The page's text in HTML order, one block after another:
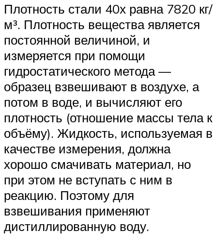
Плотность стали 40х равна 7820 кг/
м³. Плотность вещества является
постоянной величиной, и
измеряется при помощи
гидростатического метода —
образец взвешивают в воздухе, а
потом в воде, и вычисляют его
плотность (отношение массы тела к
объёму). Жидкость, используемая в
качестве измерения, должна
хорошо смачивать материал, но
при этом не вступать с ним в
реакцию. Поэтому для
взвешивания применяют
дистиллированную воду.